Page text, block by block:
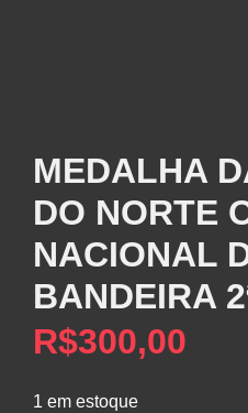
MEDALHA
DO NORTE
NACIONAL
BANDEIRA
R$300,00
1 em estoque